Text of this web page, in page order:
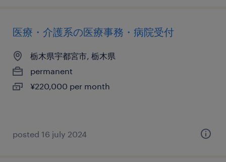
医療・介護系の医療事務・病院受付
栃木県宇都宮市, 栃木県
permanent
¥220,000 per month
posted 16 july 2024